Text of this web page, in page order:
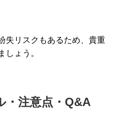
失リスクもあるため、貴重
しょう。
・注意点・Q&A